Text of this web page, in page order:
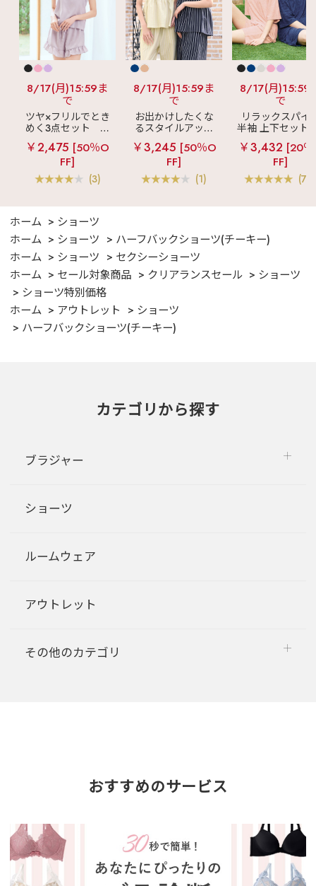
8/17(月)15:59ま
で
ツヤ×フリルでとき
めく3点セット
シ
ルキー ショートパ
ンツ 3点セット
￥2,475 [50％O
FF]
(3)
8/17(月)15:59ま
で
お出かけしたくな
るスタイルアップ
見え
ストライプ
フリル ロングパン
ツ 綿混 上下セット
￥3,245 [50％O
FF]
(1)
8/17(月)15:59
で
リラックスパイ
半袖 上下セット
女兼用サイズ)
￥3,432 [20
FF]
ホーム
ショーツ
ホーム
ショーツ
ハーフバックショーツ(チーキー)
ホーム
ショーツ
セクシーショーツ
ホーム
セール対象商品 クリアランスセール
ショーツ
ショーツ特別価格
ホーム
アウトレット
ショーツ
ハーフバックショーツ(チーキー)
カテゴリから探す
ブラジャー
ショーツ
ルームウェア
アウトレット
その他のカテゴリ
おすすめのサービス